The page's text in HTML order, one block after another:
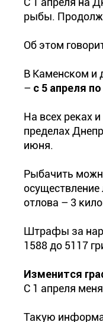
рыбы.
Об этом
В Каменском и
– с 5 апреля
На всех реках
пределах
июня.
Рыбачить
отлова – 3
Штрафы за
1588 до 5117
Изменится
С 1 апреля
Такую